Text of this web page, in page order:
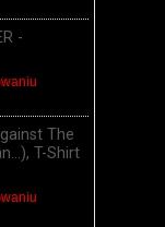
-
The
T-Shirt